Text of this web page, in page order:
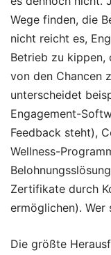
Wege finden, die
nicht reicht es,
Betrieb zu kippen,
von den Chancen
unterscheidet
Engagement-
Feedback steht),
Wellness-
Zertifikate durch
ermöglichen).
Die größte